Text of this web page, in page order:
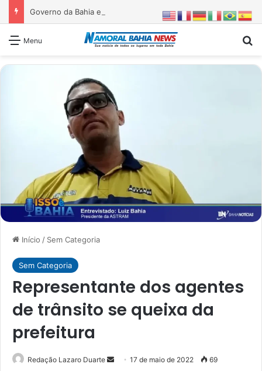
Governo da Bahia entrega 1ª etapa da requalificação do Parque Metropolitano de Pituaçu
Menu
Início / Sem Categoria
Sem Categoria
Representante dos agentes
de trânsito se queixa da
prefeitura
Redação Lazaro Duarte
Mande17 de maio de 2022 69